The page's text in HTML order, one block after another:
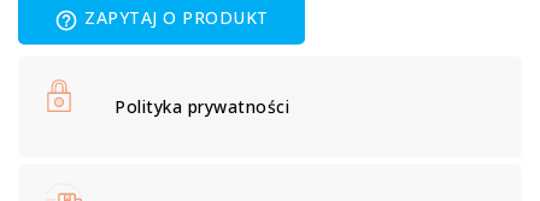
help_outline ZAPYTAJ O PRODUKT
Polityka prywatności